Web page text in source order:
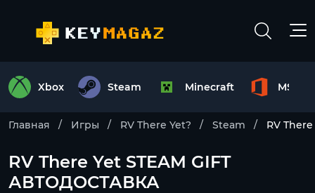
Xbox Steam Minecraft MS
Главная Игры RV There Yet? Steam RV
RV There Yet STEAM GIFT
АВТОДОСТАВКА